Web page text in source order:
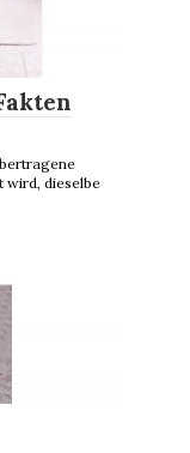
wird, dieselbe